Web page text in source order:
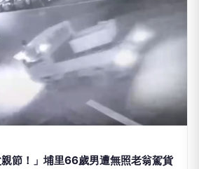
節！」埔里66歲男遭無照老翁駕貨
兒嘆「連個道歉都等不到」